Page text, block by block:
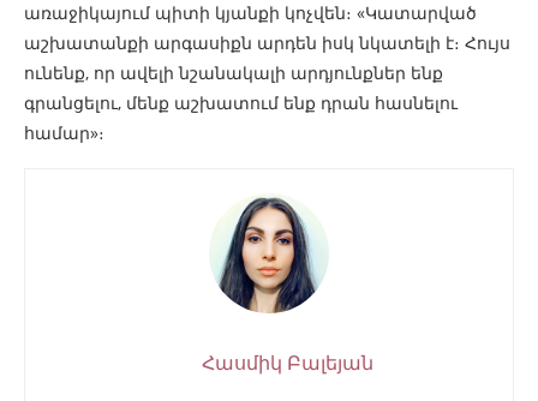
առաջիկայում պիտի կյանքի կոչվեն։ «Կատարված
աշխատանքի արգասիքն արդեն իսկ նկատելի է։ Հույս
ունենք, որ ավելի նշանակալի արդյունքներ ենք
գրանցելու, մենք աշխատում ենք դրան հասնելու
համար»։
Հասմիկ Բալեյան